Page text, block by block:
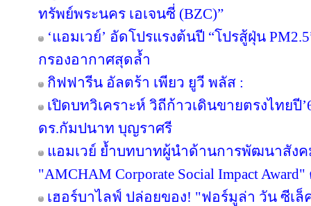
ทรัพย์พระนคร เอเจนซี่ (BZC)”
‘แอมเวย์’ อัดโปรแรงต้นปี “โปรสู้ฝุ่น
กรองอากาศสุดล้ำ
กิฟฟารีน อัลตร้า เพียว ยูวี พลัส :
เปิดบทวิเคราะห์ วิถีก้าวเดินขายตรงไทยปี
ดร.กัมปนาท บุญราศรี
แอมเวย์ ย้ำบทบาทผู้นำด้านการพัฒนาสังค
"AMCHAM Corporate Social Impact
เฮอร์บาไลฟ์ ปล่อยของ! "ฟอร์มูล่า วัน ซีเ